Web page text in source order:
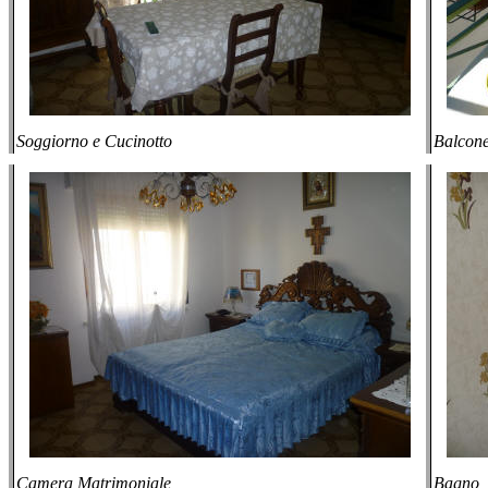
Soggiorno e Cucinotto
Camera Matrimoniale Bagno